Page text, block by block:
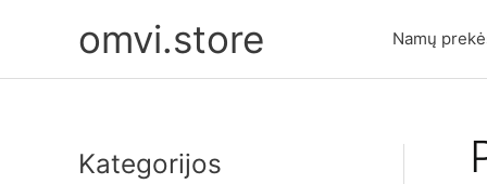
omvi.store Namų
Kategorijos